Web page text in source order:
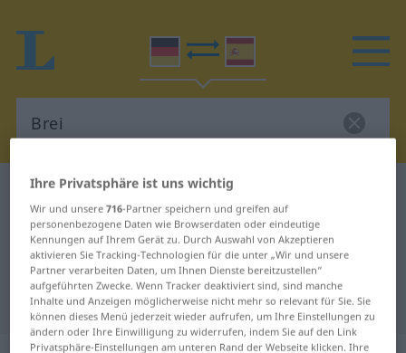
Deutsch-Spanisch Wörterbuch
Deutsch-Spanisch Übersetzung für
"Brei"
"Brei" Spanisch Übersetzung
Ihre Privatsphäre ist uns wichtig
Wir und unsere716-Partner speichern und greifen auf
personenbezogene Daten wie Browserdaten oder eindeutige
Kennungen auf Ihrem Gerät zu. Durch Auswahl von Akzeptieren
aktivieren Sie Tracking-Technologien für die unter „Wir und unsere
Partner verarbeiten Daten, um Ihnen Dienste bereitzustellen“
aufgeführten Zwecke. Wenn Tracker deaktiviert sind, sind manche
Inhalte und Anzeigen möglicherweise nicht mehr so relevant für Sie. Sie
können dieses Menü jederzeit wieder aufrufen, um Ihre Einstellungen zu
ändern oder Ihre Einwilligung zu widerrufen, indem Sie auf den Link
Privatsphäre-Einstellungen am unteren Rand der Webseite klicken. Ihre